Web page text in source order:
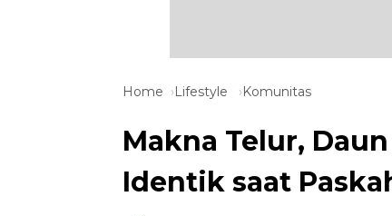
Home Lifestyle Komunitas
Makna Telur,
Identik saat